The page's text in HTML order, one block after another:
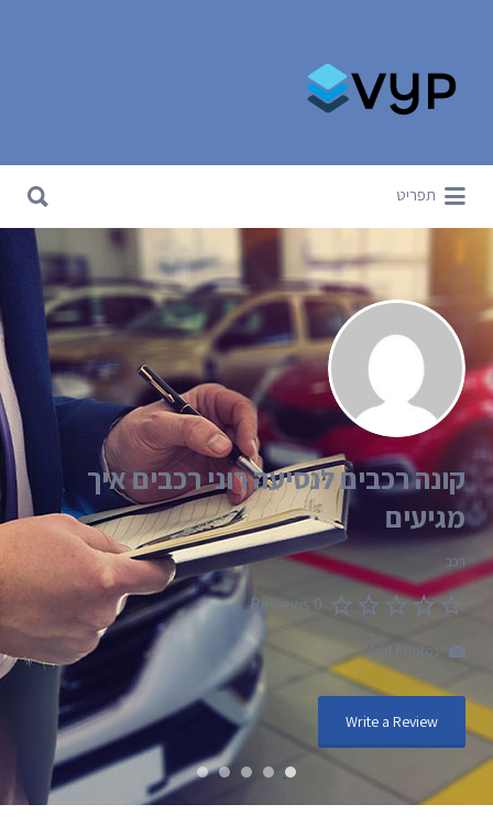
תפריט
קונה רכבים לנסיעה רוני רכבים איך
מגיעים
רכב
0 Reviews
Write a Review